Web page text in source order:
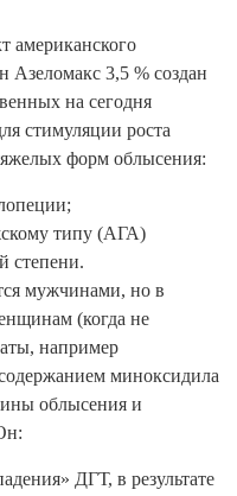
Азеломакс 3,5 % создан
на сегодня
стимуляции роста
форм облысения:
типу (АГА)
степени.
мужчинами, но в
(когда не
например
миноксидила
облысения и
ДГТ, в результате